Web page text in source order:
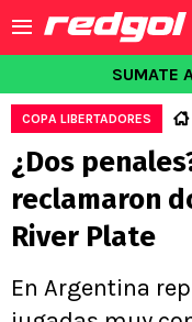
SUMATE
COPA LIBERTADORES
¿Dos
reclamaron
River Plate
En Argentina